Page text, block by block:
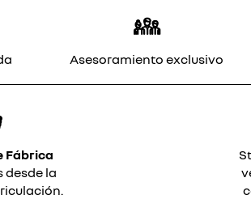
Asesoramiento exclusivo
Fábrica
desde la